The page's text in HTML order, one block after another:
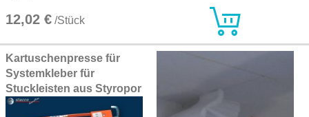
12,02 € /Stück
Kartuschenpresse für
Systemkleber für
Stuckleisten aus Styropor